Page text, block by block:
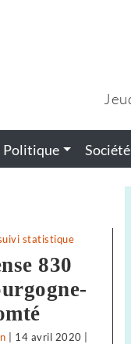
Politique Société
statistique
830
14 avril 2020